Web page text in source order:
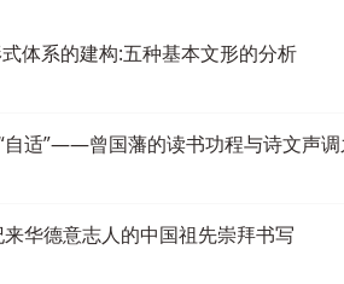
体系的建构:五种基本文形的分析
自适”——曾国藩的读书功程与诗文声
华德意志人的中国祖先崇拜书写